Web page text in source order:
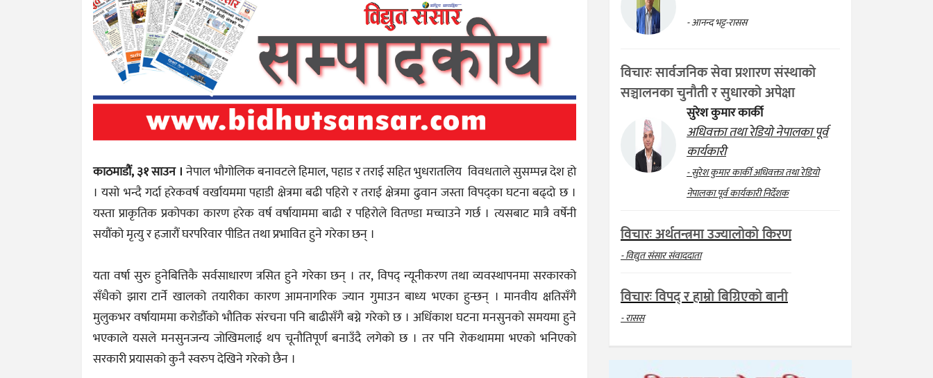
काठमाडौं, ३१ साउन ।नेपाल भौगोलिक बनावटले हिमाल, पहाड र तराई सहित भुधरातलिय विवधताले सुसम्पन्न देश हो
। यसो भन्दै गर्दा हरेकवर्ष वर्खायममा पहाडी क्षेत्रमा बढी पहिरो र तराई क्षेत्रमा ढुवान जस्ता विपद्का घटना बढ्दो छ ।
यस्ता प्राकृतिक प्रकोपका कारण हरेक वर्ष वर्षायाममा बाढी र पहिरोले वितण्डा मच्चाउने गर्छ । त्यसबाट मात्रै वर्षेनी
सयौंको मृत्यु र हजारौं घरपरिवार पीडित तथा प्रभावित हुने गरेका छन् ।
यता वर्षा सुरु हुनेबित्तिकै सर्वसाधारण त्रसित हुने गरेका छन् । तर, विपद् न्यूनीकरण तथा व्यवस्थापनमा सरकारको
सँधैको झारा टार्ने खालको तयारीका कारण आमनागरिक ज्यान गुमाउन बाध्य भएका हुन्छन् । मानवीय क्षतिसँगै
मुलुकभर वर्षायाममा करोडौँको भौतिक संरचना पनि बाढीसँगै बग्ने गरेको छ । अधिंकाश घटना मनसुनको समयमा हुने
भएकाले यसले मनसुनजन्य जोखिमलाई थप चूनौतिपूर्ण बनाउँदै लगेको छ । तर पनि रोकथाममा भएको भनिएको
सरकारी प्रयासको कुनै स्वरुप देखिने गरेको छैन ।
- आनन्द भट्ट-रासस
विचारः सार्वजनिक सेवा प्रशारण संस्थाको
सञ्चालनका चुनौती र सुधारको अपेक्षा
सुरेश कुमार कार्की
अधिवक्ता तथा रेडियो नेपालका पूर्व
कार्यकारी
- सुरेश कुमार कार्की अधिवक्ता तथा रेडियो
नेपालका पूर्व कार्यकारी निर्देशक
विचारः अर्थतन्त्रमा उज्यालोको किरण
- विद्युत संसार संवाददाता
विचारः विपद् र हाम्रो बिग्रिएको बानी
- रासस